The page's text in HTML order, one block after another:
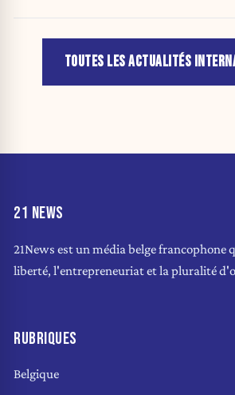
TOUTES LES ACTUALITÉS
21 NEWS
21News est un média belge francophone
liberté, l'entrepreneuriat et la pluralité
RUBRIQUES
Belgique